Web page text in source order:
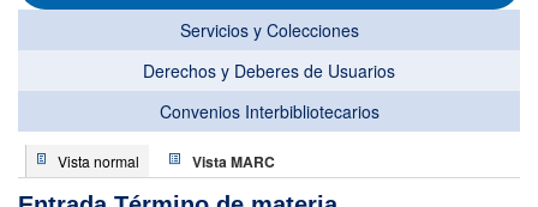
Servicios y Colecciones
Derechos y Deberes de Usuarios
Convenios Interbibliotecarios
Vista normal Vista MARC